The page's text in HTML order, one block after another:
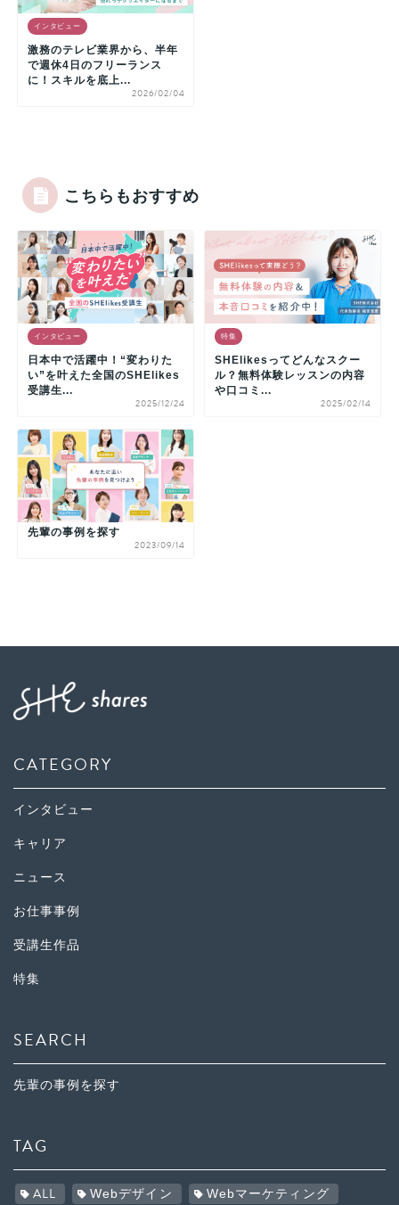
インタビュー
激務のテレビ業界から、半年
で週休4日のフリーランス
に！スキルを底上...
2026/02/04
こちらもおすすめ
インタビュー
日本中で活躍中！“変わりた
い”を叶えた全国のSHElikes
受講生...
2025/12/24
特集
SHElikesってどんなスクー
ル？無料体験レッスンの内容
や口コミ...
2025/02/14
先輩の事例を探す
2023/09/14
CATEGORY
インタビュー
キャリア
ニュース
お仕事事例
受講生作品
特集
SEARCH
先輩の事例を探す
TAG
ALL Webデザイン Webマーケティング